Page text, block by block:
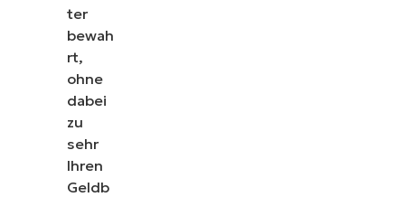
ter
bewah
rt,
ohne
dabei
zu
sehr
Ihren
Geldb